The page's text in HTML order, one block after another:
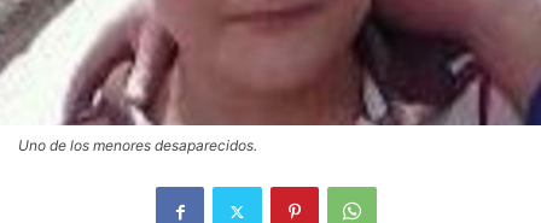
Uno de los menores desaparecidos.